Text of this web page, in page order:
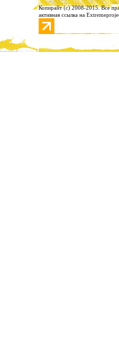
Копирайт (с) 2008-2015. Все
активная ссылка на